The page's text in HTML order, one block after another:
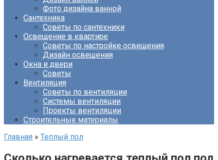
Фото дизайна ванной
Сантехника
Советы по сантехники
Освещение в квартире
Советы по настройке освещения
Дизайн освещения
Окна и двери
Советы
Вентиляция
Советы по вентиляции
Системы вентиляции
Проекты вентиляции
Строительные материалы
Главная » Теплый пол